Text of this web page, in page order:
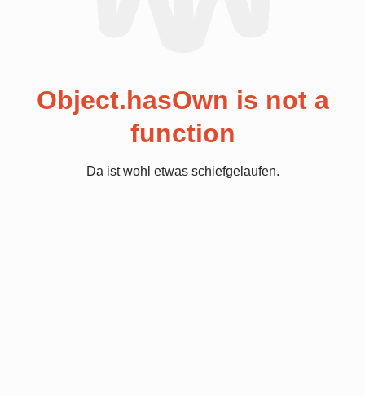
Object.hasOwn is not a
function
Da ist wohl etwas schiefgelaufen.